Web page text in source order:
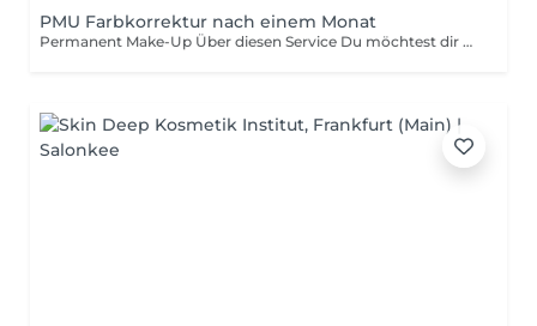
PMU Farbkorrektur nach einem Monat
Permanent Make-Up Über diesen Service Du möchtest dir die Zeit am Morgen fürs Schminken sparen? Mit einem Permanent Make-Up siehst du immer top gestylt und frisch aus. Bei der Lippenschattierung werden deine Lippen erst vorgezeichnet, schattiert und daraufhin mit einer Abschlusspflege behandelt. Mit ganz feinen Nadelstichen erhalten deine Lippen so eine natürliche Schattierung, die über mehrere Jahre hält. Gut zu Wissen Permanent Make-Up hält in der Regel zwei bis drei Jahre. Um das Resultat noch besser zu schützen, ist die stetige Pflege durch Cremes mit Lichtschutzfaktor hilfreich. Einschränkungen Bei Hauterkrankungen und allergischen Reaktionen auf Pigmente ist es empfehlenswert, auf ein Permanent Make-Up zu verzichten. Bei anderen Erkrankungen sollte man sich im Vorfeld von einem Experten oder einem Arzt| informieren lassen.